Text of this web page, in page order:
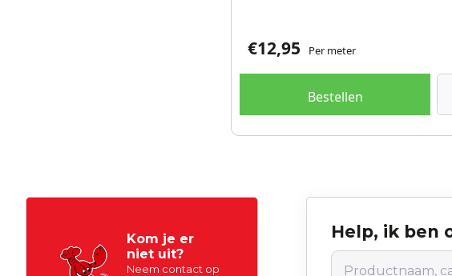
€12,95 Per meter
Bestellen
Kom je er
niet uit?
Neem contact op
Help, ik ben